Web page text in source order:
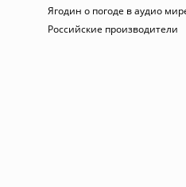
Ягодин о погоде в аудио
Российские производители